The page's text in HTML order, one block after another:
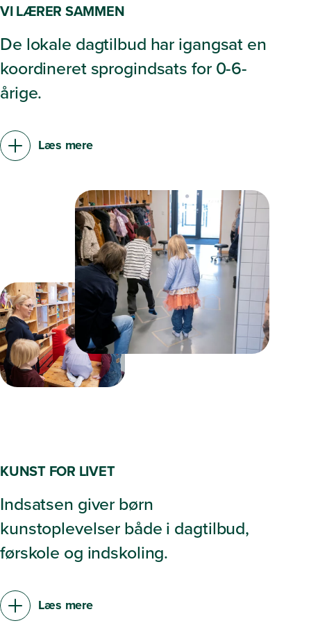
VI LÆRER SAMMEN
De lokale dagtilbud har igangsat en
koordineret sprogindsats for 0-6-
årige.
Læs mere
KUNST FOR LIVET
Indsatsen giver børn
kunstoplevelser både i dagtilbud,
førskole og indskoling.
Læs mere